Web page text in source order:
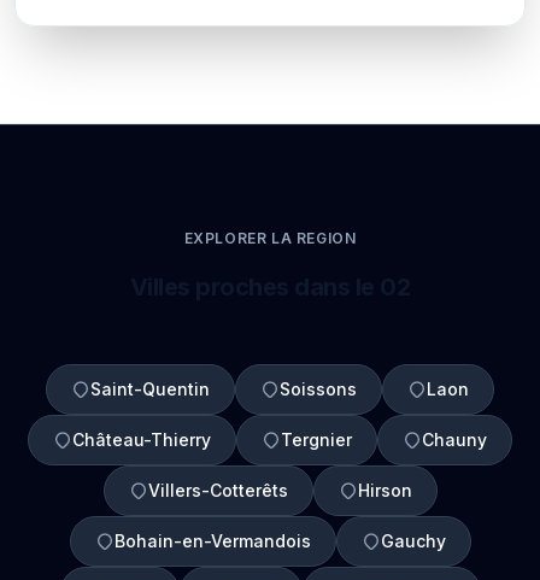
EXPLORER LA REGION
Saint-Quentin Soissons Laon
Château-Thierry Tergnier Chauny
Villers-Cotterêts Hirson
Bohain-en-Vermandois Gauchy